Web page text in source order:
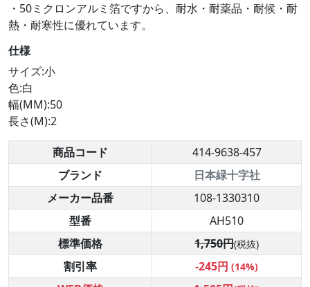
・50ミクロンアルミ箔ですから、耐水・耐薬品・耐候・耐
熱・耐寒性に優れています。
仕様
サイズ:小
色:白
幅(MM):50
長さ(M):2
商品コード
414-9638-457
ブランド
日本緑十字社
メーカー品番
108-1330310
型番
AH510
標準価格
1,750円(税抜)
割引率 -245円 (14%)